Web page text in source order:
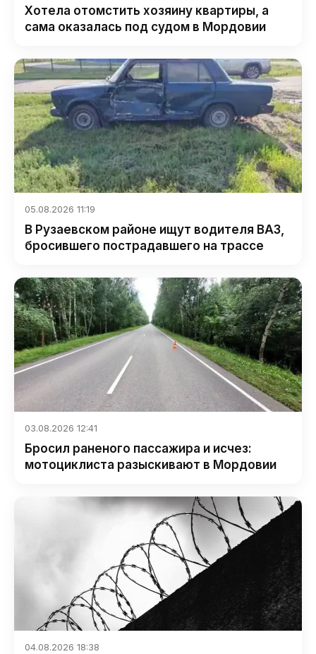
Хотела отомстить хозяину квартиры, а
сама оказалась под судом в Мордовии
05.08.2026 11:19
В Рузаевском районе ищут водителя ВАЗ,
бросившего пострадавшего на трассе
03.08.2026 12:41
Бросил раненого пассажира и исчез:
мотоциклиста разыскивают в Мордовии
04.08.2026 18:38